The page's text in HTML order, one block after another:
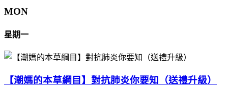
MON
星期一
【潮媽的本草綱目】對抗肺炎你要知（送禮升級）